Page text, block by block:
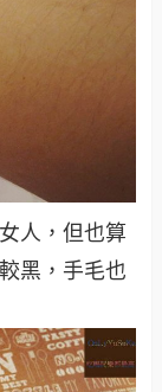
人，但也算
黑，手毛也